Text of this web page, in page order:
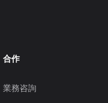
合作
業務咨詢